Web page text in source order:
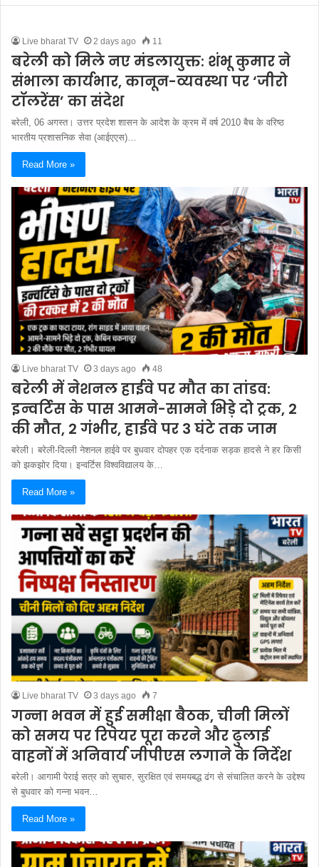
Live bharat TV 2 days ago 11
बरेली को मिले नए मंडलायुक्त: शंभू कुमार ने
संभाला कार्यभार, कानून-व्यवस्था पर ‘जीरो
टॉलरेंस’ का संदेश
बरेली, 06 अगस्त। उत्तर प्रदेश शासन के आदेश के क्रम में वर्ष 2010 बैच के वरिष्ठ
भारतीय प्रशासनिक सेवा (आईएएस)…
Read More »
Live bharat TV 3 days ago 48
बरेली में नेशनल हाईवे पर मौत का तांडव:
इन्वर्टिस के पास आमने-सामने भिड़े दो ट्रक, 2
की मौत, 2 गंभीर, हाईवे पर 3 घंटे तक जाम
बरेली। बरेली-दिल्ली नेशनल हाईवे पर बुधवार दोपहर एक दर्दनाक सड़क हादसे ने हर किसी
को झकझोर दिया। इन्वर्टिस विश्वविद्यालय के…
Read More »
Live bharat TV 3 days ago 7
गन्ना भवन में हुई समीक्षा बैठक, चीनी मिलों
को समय पर रिपेयर पूरा करने और ढुलाई
वाहनों में अनिवार्य जीपीएस लगाने के निर्देश
बरेली। आगामी पेराई सत्र को सुचारु, सुरक्षित एवं समयबद्ध ढंग से संचालित करने के उद्देश्य
से बुधवार को गन्ना भवन…
Read More »